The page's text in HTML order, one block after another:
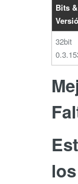
Bits &
32bit